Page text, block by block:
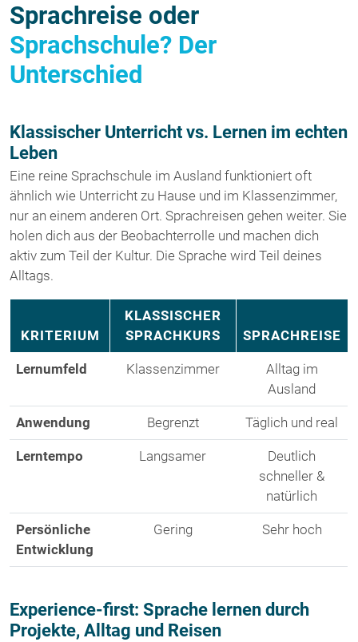
Sprachreise oder
Sprachschule? Der
Unterschied
Klassischer Unterricht vs. Lernen im echten
Leben
Eine reine Sprachschule im Ausland funktioniert oft
ähnlich wie Unterricht zu Hause und im Klassenzimmer,
nur an einem anderen Ort. Sprachreisen gehen weiter. Sie
holen dich aus der Beobachterrolle und machen dich
aktiv zum Teil der Kultur. Die Sprache wird Teil deines
Alltags.
KRITERIUM
KLASSISCHER
SPRACHKURS
SPRACHREISE
Lernumfeld Klassenzimmer
Alltag im
Ausland
Anwendung Begrenzt Täglich und real
Lerntempo Langsamer
Deutlich
schneller &
natürlich
Persönliche
Entwicklung
Gering Sehr hoch
Experience-first: Sprache lernen durch
Projekte, Alltag und Reisen